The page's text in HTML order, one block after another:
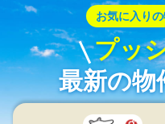
お気に入り
プッ
最新の物